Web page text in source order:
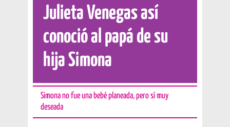
Julieta Venegas así
conoció al papá de su
hija Simona
Simona no fue una bebé planeada, pero sí muy
deseada